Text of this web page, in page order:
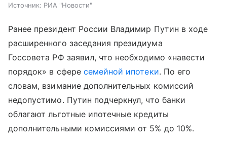
Источник: РИА "Новости"
Ранее президент России Владимир Путин в ходе
расширенного заседания президиума
Госсовета РФ заявил, что необходимо «навести
порядок» в сфере семейной ипотеки. По его
словам, взимание дополнительных комиссий
недопустимо. Путин подчеркнул, что банки
облагают льготные ипотечные кредиты
дополнительными комиссиями от 5% до 10%.